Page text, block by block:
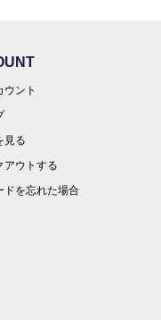
ウント
見る
アウトする
ドを忘れた場合